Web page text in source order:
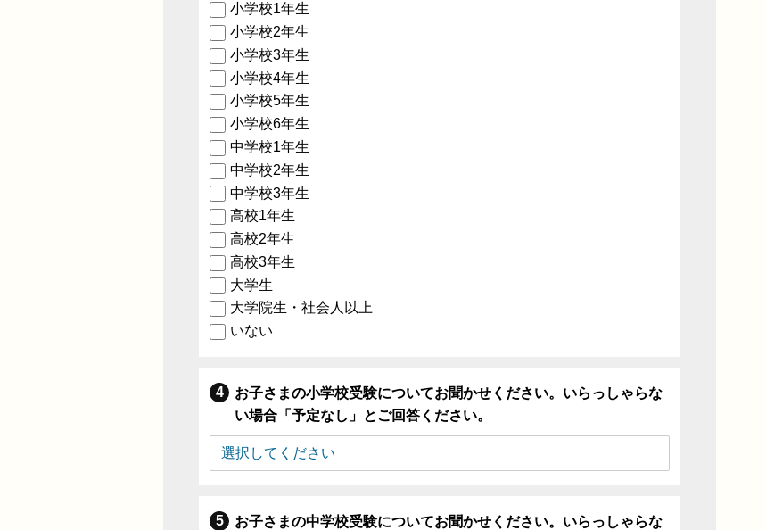
小学校1年生
小学校2年生
小学校3年生
小学校4年生
小学校5年生
小学校6年生
中学校1年生
中学校2年生
中学校3年生
高校1年生
高校2年生
高校3年生
大学生
大学院生・社会人以上
いない
お子さまの小学校受験についてお聞かせください。いらっしゃらな
い場合「予定なし」とご回答ください。
お子さまの中学校受験についてお聞かせください。いらっしゃらな